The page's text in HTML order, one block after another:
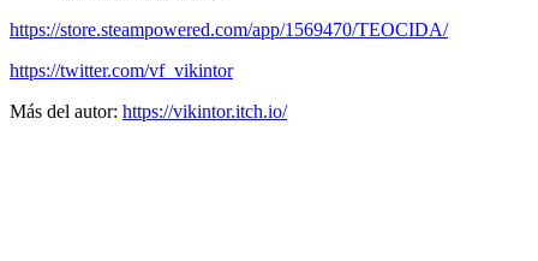
https://store.steampowered.com/app/1569470/TEOCIDA/
https://twitter.com/vf_vikintor
Más del autor: https://vikintor.itch.io/